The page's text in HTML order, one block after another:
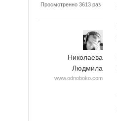
Просмотренно 3613 раз
Николаева
Людмила
www.odnoboko.com